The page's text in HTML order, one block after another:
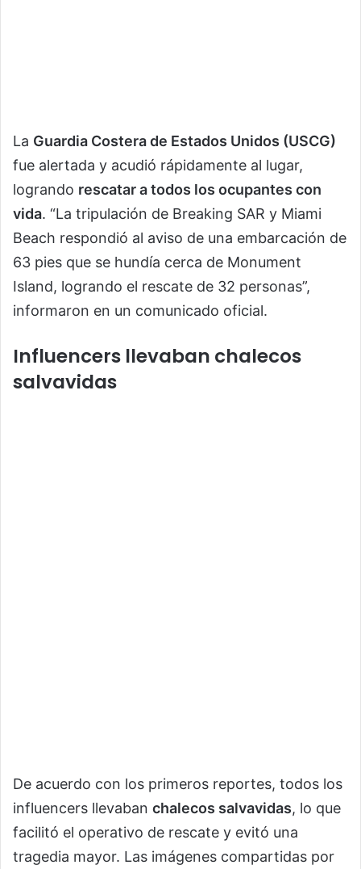
La Guardia Costera de Estados Unidos (USCG)
fue alertada y acudió rápidamente al lugar,
logrando rescatar a todos los ocupantes con
vida. “La tripulación de Breaking SAR y Miami
Beach respondió al aviso de una embarcación de
63 pies que se hundía cerca de Monument
Island, logrando el rescate de 32 personas”,
informaron en un comunicado oficial.
Influencers llevaban chalecos
salvavidas
De acuerdo con los primeros reportes, todos los
influencers llevaban chalecos salvavidas, lo que
facilitó el operativo de rescate y evitó una
tragedia mayor. Las imágenes compartidas por